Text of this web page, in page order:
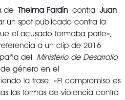
de Thelma Fardín contra Juan
un spot publicado contra la
el acusado formaba parte»,
a un clip de 2016
del Ministerio de Desarrollo
género en el
la frase: «El compromiso es
las formas de violencia contra